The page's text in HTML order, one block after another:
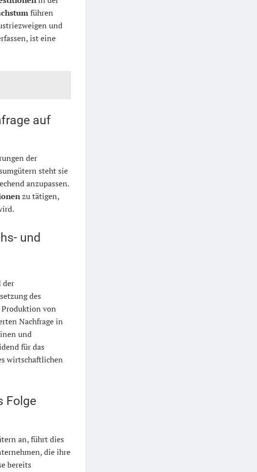
führen
und
ist eine
auf
der
steht sie
anzupassen.
zu tätigen,
und
der
des
Produktion von
Nachfrage in
und
für das
wirtschaftlichen
Folge
an, führt dies
die ihre
bereits